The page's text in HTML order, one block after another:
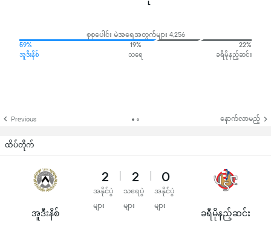
စုစုပေါင်း မဲအရေအတွက်များ 4,256
59%
အူဒီးနိစ်
19%
သရေ
22%
ခရီမိုနည့်ဆင်း
Previous နောက်လာမည့်
ထိပ်တိုက်
အူဒီးနိစ်
2
အနိုင်ပွဲ
များ
2
သရေပွဲ
များ
0
အနိုင်ပွဲ
များ
ခရီမိုနည့်ဆင်း